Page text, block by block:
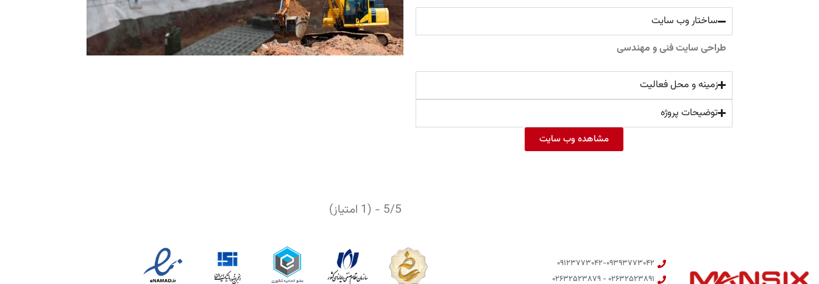
ساختار وب سایت
طراحی سایت فنی و مهندسی
زمینه و محل فعالیت
توضیحات پروژه
مشاهده وب سایت
5/5 - (1 امتیاز)
۰۹۱۲۳۷۷۳۰۴۲-۰۹۳۹۳۷۷۳۰۴۲
۰۲۶۳۲۵۲۳۸۹۱ - ۰۲۶۳۲۵۲۳۸۷۹